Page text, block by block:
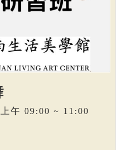
午 09:00 ~ 11:00